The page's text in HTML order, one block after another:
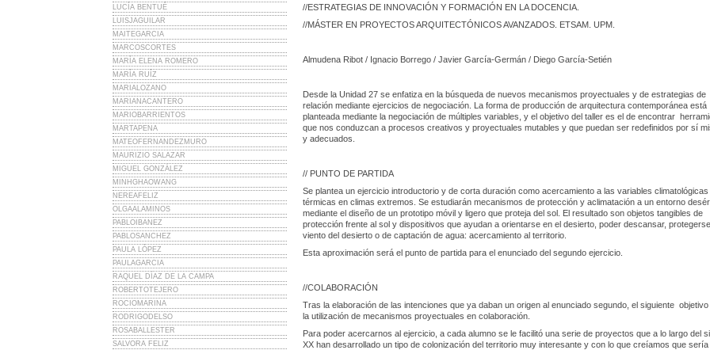
LUCÍA BENTUÉ
LUISJAGUILAR
MAITEGARCIA
MARCOSCORTES
MARÍA ELENA ROMERO
MARÍA RUÍZ
MARIALOZANO
MARIANACANTERO
MARIOBARRIENTOS
MARTAPENA
MATEOFERNANDEZMURO
MAURIZIO SALAZAR
MIGUEL GONZÁLEZ
MINHGHAOWANG
NEREAFELIZ
OLGAALAMINOS
PABLOIBANEZ
PABLOSANCHEZ
PAULA LÓPEZ
PAULAGARCIA
RAQUEL DÍAZ DE LA CAMPA
ROBERTOTEJERO
ROCIOMARINA
RODRIGODELSO
ROSABALLESTER
SALVORA FELIZ
//ESTRATEGIAS DE INNOVACIÓN Y FORMACIÓN EN LA DOCENCIA.
//MÁSTER EN PROYECTOS ARQUITECTÓNICOS AVANZADOS. ETSAM. UPM.
Almudena Ribot / Ignacio Borrego / Javier García-Germán / Diego García-Setién
Desde la Unidad 27 se enfatiza en la búsqueda de nuevos mecanismos proyectuales y de estrategias de
relación mediante ejercicios de negociación. La forma de producción de arquitectura contemporánea está
planteada mediante la negociación de múltiples variables, y el objetivo del taller es el de encontrar
que nos conduzcan a procesos creativos y proyectuales mutables y que puedan ser redefinidos por sí
y adecuados.
// PUNTO DE PARTIDA
Se plantea un ejercicio introductorio y de corta duración como acercamiento a las variables
térmicas en climas extremos. Se estudiarán mecanismos de protección y aclimatación a un entorno
mediante el diseño de un prototipo móvil y ligero que proteja del sol. El resultado son objetos tangibles de
protección frente al sol y dispositivos que ayudan a orientarse en el desierto, poder descansar,
viento del desierto o de captación de agua: acercamiento al territorio.
Esta aproximación será el punto de partida para el enunciado del segundo ejercicio.
//COLABORACIÓN
Tras la elaboración de las intenciones que ya daban un origen al enunciado segundo, el siguiente
la utilización de mecanismos proyectuales en colaboración.
Para poder acercarnos al ejercicio, a cada alumno se le facilitó una serie de proyectos que a lo largo del
XX han desarrollado un tipo de colonización del territorio muy interesante y con lo que creíamos que sería